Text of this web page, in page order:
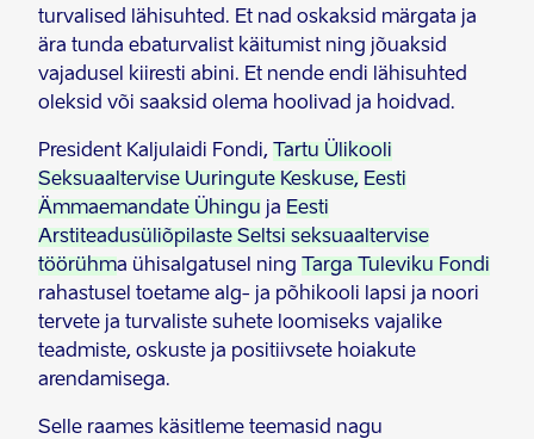
turvalised lähisuhted. Et nad oskaksid märgata ja
ära tunda ebaturvalist käitumist ning jõuaksid
vajadusel kiiresti abini. Et nende endi lähisuhted
oleksid või saaksid olema hoolivad ja hoidvad.
President Kaljulaidi Fondi, Tartu Ülikooli
Seksuaaltervise Uuringute Keskuse, Eesti
Ämmaemandate Ühingu ja Eesti
Arstiteadusüliõpilaste Seltsi seksuaaltervise
töörühma ühisalgatusel ning Targa Tuleviku Fondi
rahastusel toetame alg- ja põhikooli lapsi ja noori
tervete ja turvaliste suhete loomiseks vajalike
teadmiste, oskuste ja positiivsete hoiakute
arendamisega.
Selle raames käsitleme teemasid nagu